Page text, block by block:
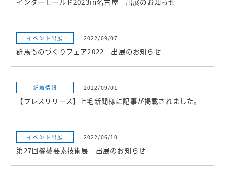
イベント出展 2022/09/07
群馬ものづくりフェア2022 出展のお知らせ
新着情報 2022/09/01
【プレスリリース】上毛新聞様に記事が掲載されました。
イベント出展 2022/06/10
第27回機械要素技術展 出展のお知らせ